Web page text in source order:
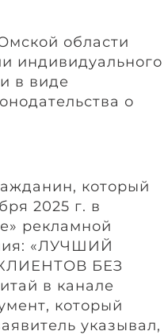
области
индивидуального
в виде
о
который
2025 г. в
рекламной
«ЛУЧШИЙ
БЕЗ
в канале
который
указывал,